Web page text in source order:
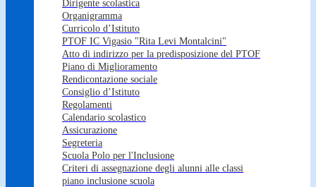
Dirigente scolastica
Organigramma
Curricolo d’Istituto
PTOF IC Vigasio "Rita Levi Montalcini"
Atto di indirizzo per la predisposizione del PTOF
Piano di Miglioramento
Rendicontazione sociale
Consiglio d’Istituto
Regolamenti
Calendario scolastico
Assicurazione
Segreteria
Scuola Polo per l'Inclusione
Criteri di assegnazione degli alunni alle classi
piano inclusione scuola